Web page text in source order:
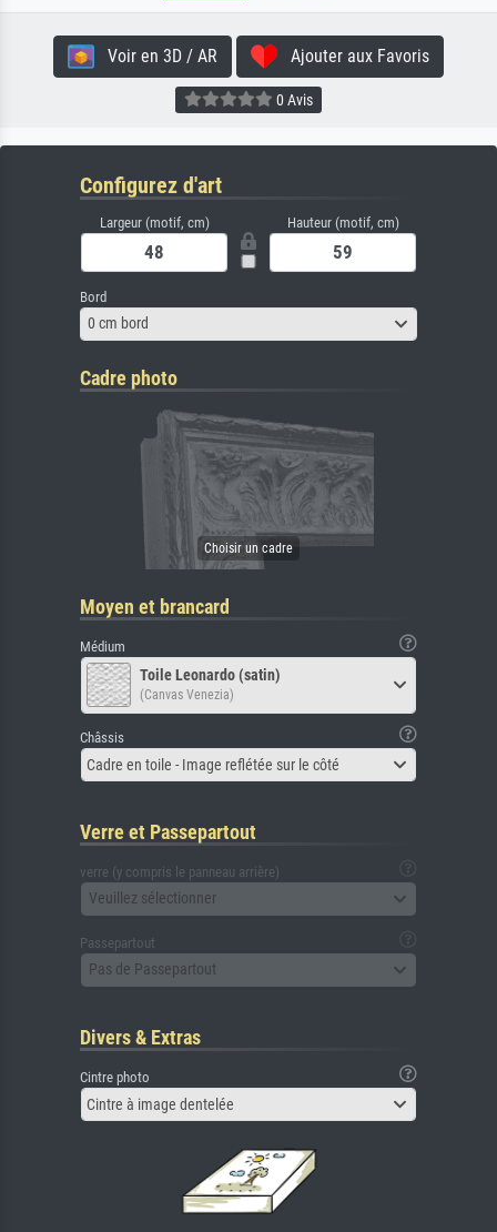
Voir en 3D / AR Ajouter aux Favoris
0 Avis
Configurez d'art
Largeur (motif, cm) Hauteur (motif, cm)
Bord
0 cm bord
Cadre photo
Moyen et brancard
Médium
Toile Leonardo (satin)
(Canvas Venezia)
Châssis
Cadre en toile - Image reflétée sur le côté
Verre et Passepartout
verre (y compris le panneau arrière)
Veuillez sélectionner
Passepartout
Pas de Passepartout
Divers & Extras
Cintre photo
Cintre à image dentelée